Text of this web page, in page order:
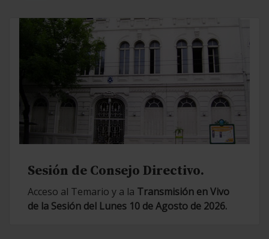
Sesión de Consejo Directivo.
Acceso al Temario y a la Transmisión en Vivo
de la Sesión del Lunes 10 de Agosto de 2026.